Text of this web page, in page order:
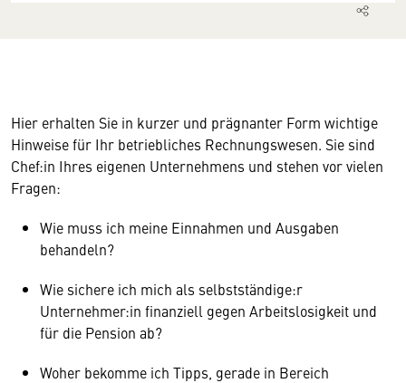
Hier erhalten Sie in kurzer und prägnanter Form wichtige
Hinweise für Ihr betriebliches Rechnungswesen. Sie sind
Chef:in Ihres eigenen Unternehmens und stehen vor vielen
Fragen:
Wie muss ich meine Einnahmen und Ausgaben
behandeln?
Wie sichere ich mich als selbstständige:r
Unternehmer:in finanziell gegen Arbeitslosigkeit und
für die Pension ab?
Woher bekomme ich Tipps, gerade in Bereich